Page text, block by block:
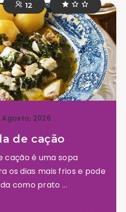
12
Agosto, 2026
de cação
cação é uma sopa
os dias mais frios e pode
como prato ...